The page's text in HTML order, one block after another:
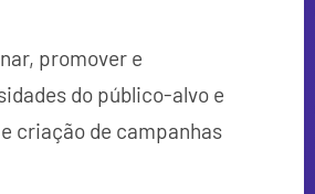
promover e
do público-alvo e
criação de campanhas